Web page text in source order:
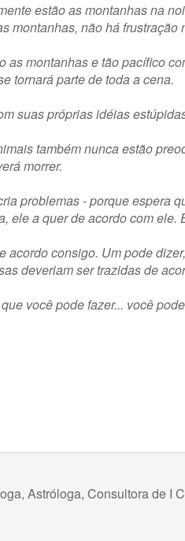
estão as montanhas na
montanhas, não há frustração
as montanhas e tão pacífico
tornará parte de toda a cena.
suas próprias idéias
também nunca estão
morrer.
problemas - porque espera
ele a quer de acordo com ele.
acordo consigo. Um pode
deveriam ser trazidas de
você pode fazer... você
Astróloga, Consultora de I